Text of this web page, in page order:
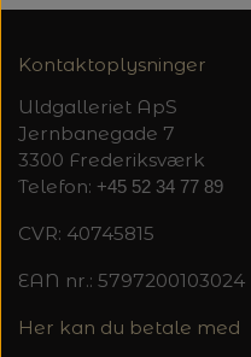
Kontaktoplysninger
Uldgalleriet ApS
Jernbanegade 7
3300 Frederiksværk
Telefon: +45 52 34 77 89
CVR: 40745815
EAN nr.: 5797200103024
Her kan du betale med